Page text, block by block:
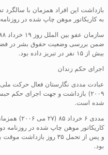
بازداشت این افراد همزمان با سالگرد
به کاریکاتور موهن چاپ شده در
ضمن بررسی وضعیت حقوق بشر در فضای
بیش از ۱۵ نفر در تبریز داده بود.
اجرای حکم زندان
۲۰۰۹) بازداشت و جهت اجرای حکم
شده است.
مددی ۶
کاریکاتور موهن چاپ شده در روزنامه
و پس از تحمل ۳۵ روز
بود.